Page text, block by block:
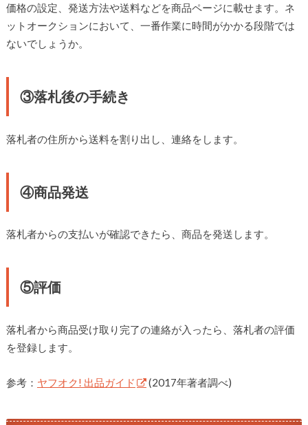
価格の設定、発送方法や送料などを商品ページに載せます。ネ
ットオークションにおいて、一番作業に時間がかかる段階では
ないでしょうか。
③落札後の手続き
落札者の住所から送料を割り出し、連絡をします。
④商品発送
落札者からの支払いが確認できたら、商品を発送します。
⑤評価
落札者から商品受け取り完了の連絡が入ったら、落札者の評価
を登録します。
参考： ヤフオク! 出品ガイド (2017年著者調べ)